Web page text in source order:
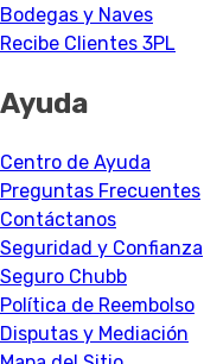
Bodegas y Naves
Recibe Clientes 3PL
Ayuda
Centro de Ayuda
Preguntas Frecuentes
Contáctanos
Seguridad y Confianza
Seguro Chubb
Política de Reembolso
Disputas y Mediación